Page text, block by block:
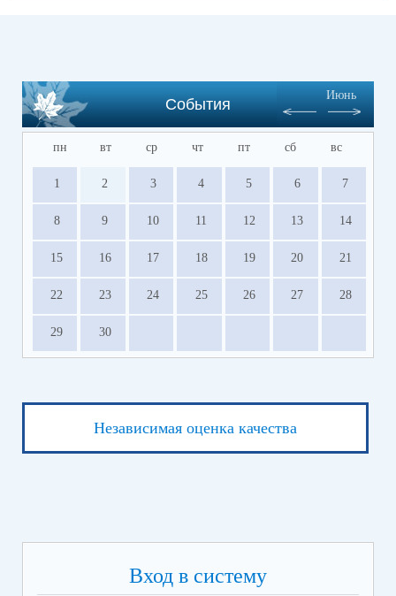
События
Июнь
пн вт ср чт пт сб вс
1 2 3 4 5 6 7
8 9 10 11 12 13 14
15 16 17 18 19 20 21
22 23 24 25 26 27 28
29 30
Независимая оценка качества
Вход в систему